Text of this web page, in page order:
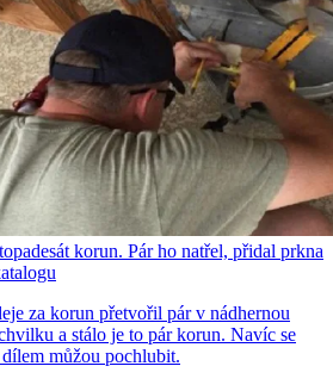
korun. Pár ho natřel, přidal prkna
za korun přetvořil pár v nádhernou
a stálo je to pár korun. Navíc se
můžou pochlubit.